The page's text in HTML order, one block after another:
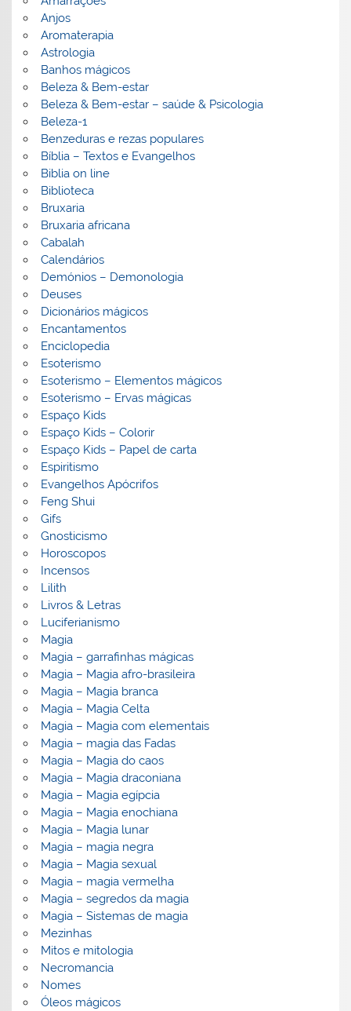
Anjos
Aromaterapia
Astrologia
Banhos mágicos
Beleza & Bem-estar
Beleza & Bem-estar – saúde & Psicologia
Beleza-1
Benzeduras e rezas populares
Bíblia – Textos e Evangelhos
Biblia on line
Biblioteca
Bruxaria
Bruxaria africana
Cabalah
Calendários
Demónios – Demonologia
Deuses
Dicionários mágicos
Encantamentos
Enciclopedia
Esoterismo
Esoterismo – Elementos mágicos
Esoterismo – Ervas mágicas
Espaço Kids
Espaço Kids – Colorir
Espaço Kids – Papel de carta
Espiritismo
Evangelhos Apócrifos
Feng Shui
Gifs
Gnosticismo
Horoscopos
Incensos
Lilith
Livros & Letras
Luciferianismo
Magia
Magia – garrafinhas mágicas
Magia – Magia afro-brasileira
Magia – Magia branca
Magia – Magia Celta
Magia – Magia com elementais
Magia – magia das Fadas
Magia – Magia do caos
Magia – Magia draconiana
Magia – Magia egípcia
Magia – Magia enochiana
Magia – Magia lunar
Magia – magia negra
Magia – Magia sexual
Magia – magia vermelha
Magia – segredos da magia
Magia – Sistemas de magia
Mezinhas
Mitos e mitologia
Necromancia
Nomes
Óleos mágicos